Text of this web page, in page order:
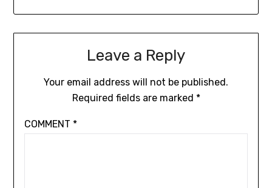
Leave a Reply
Your email address will not be published.
Required fields are marked *
COMMENT *